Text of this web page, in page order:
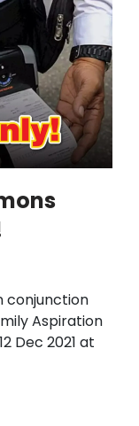
conjunction
Aspiration
Dec 2021 at